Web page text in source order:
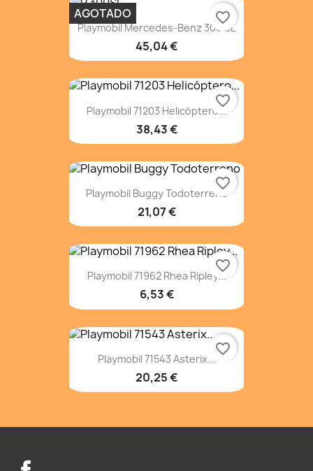
Playmobil Mercedes-Benz 300 SL
45,04 €
AGOTADO favorite_border
Playmobil 71203 Helicóptero...
38,43 €
favorite_border
Playmobil Buggy Todoterreno
21,07 €
favorite_border
Playmobil 71962 Rhea Ripley...
6,53 €
favorite_border
Playmobil 71543 Asterix...
20,25 €
favorite_border